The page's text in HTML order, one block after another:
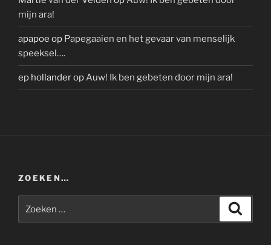
mijn ara!
apapoe op Papegaaien en het gevaar van menselijk
speeksel….
ep hollanderopAuw! Ik ben gebeten door mijn ara!
ZOEKEN…
naar: